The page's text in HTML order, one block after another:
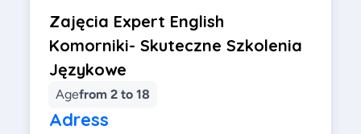
Zajęcia Expert English
Komorniki- Skuteczne Szkolenia
Językowe
Agefrom 2 to 18
Adress